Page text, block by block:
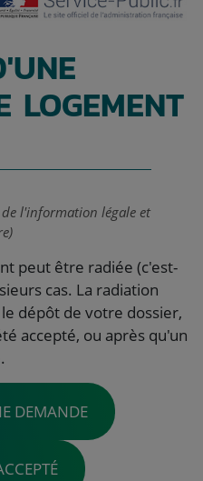
LOGEMENT
l'information légale et
peut être radiée (c'est-
cas. La radiation
dépôt de votre dossier,
accepté, ou après qu'un
DEMANDE